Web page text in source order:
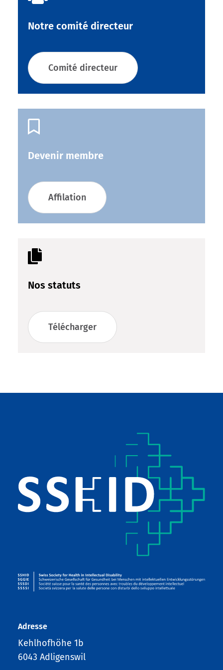
Notre comité directeur
Comité directeur

Devenir membre
Affilation

Nos statuts
Télécharger
Adresse
Kehlhofhöhe 1b
6043 Adligenswil